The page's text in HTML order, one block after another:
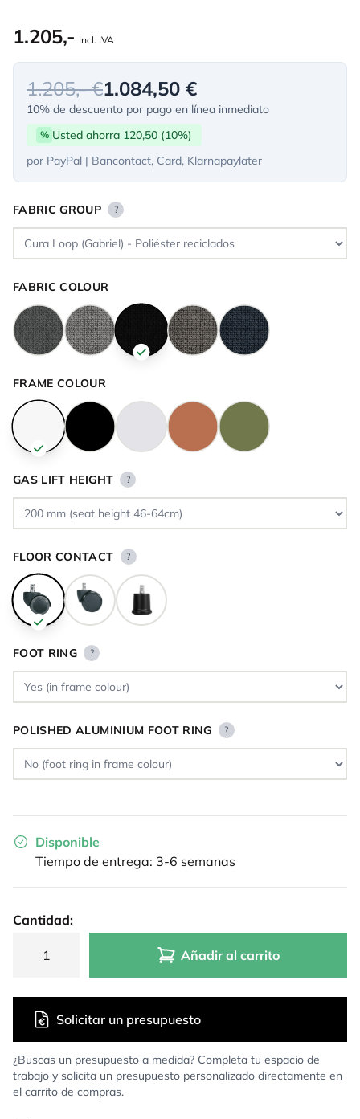
1.205,- Incl. IVA
1.205,- €1.084,50 €
10% de descuento por pago en línea inmediato
% Usted ahorra 120,50 (10%)
por PayPal | Bancontact, Card, Klarnapaylater
FABRIC GROUP ?
FABRIC COLOUR
FRAME COLOUR
GAS LIFT HEIGHT ?
FLOOR CONTACT ?
FOOT RING ?
POLISHED ALUMINIUM FOOT RING ?
Disponible
Tiempo de entrega: 3-6 semanas
Cantidad:
Añadir al carrito
¿Buscas un presupuesto a medida? Completa tu espacio de
trabajo y solicita un presupuesto personalizado directamente en
el carrito de compras.
Solicitar un presupuesto